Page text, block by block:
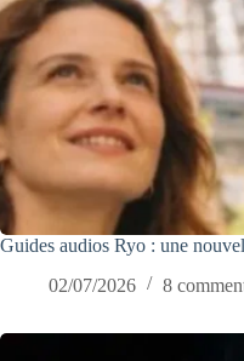
Guides audios Ryo : une
02/07/2026
8